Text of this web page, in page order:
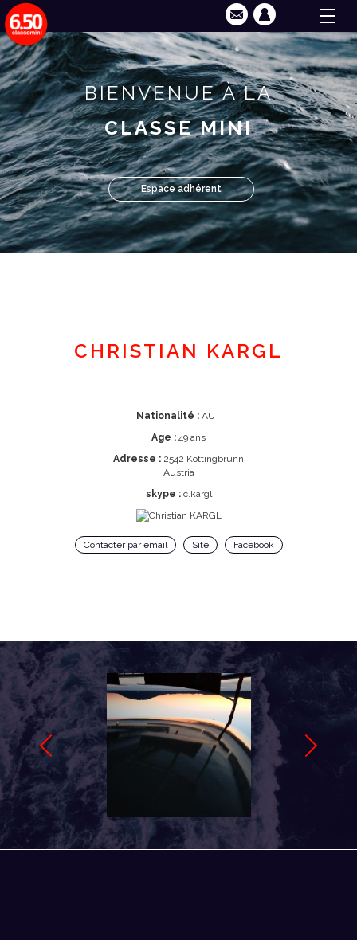
BIENVENUE À LA
CLASSE MINI
Espace adhérent
CHRISTIAN KARGL
Nationalité : AUT
Age : 49 ans
Adresse : 2542 Kottingbrunn
Austria
skype :c.kargl
Contacter par email Site Facebook